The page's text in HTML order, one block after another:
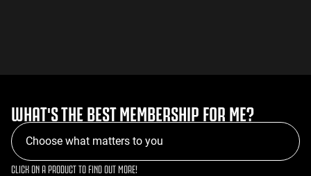
WHAT'S THE BEST MEMBERSHIP FOR ME?
Choose what matters to you
CLICK ON A PRODUCT TO FIND OUT MORE!